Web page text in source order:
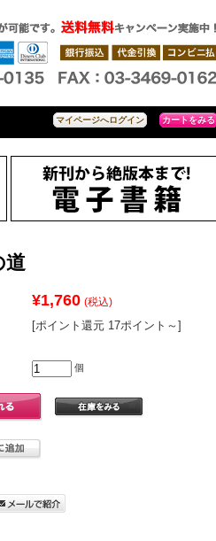
マイページへログイン カートをみる
¥1,760 (税込)
[ポイント還元 17ポイント～]
個